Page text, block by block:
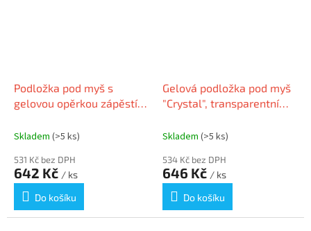
Podložka pod myš s
gelovou opěrkou zápěstí,
Skladem (>5 ks)
531 Kč bez DPH
642 Kč / ks
Do košíku
Gelová podložka pod myš
"Crystal", transparentní
Skladem (>5 ks)
534 Kč bez DPH
646 Kč / ks
Do košíku